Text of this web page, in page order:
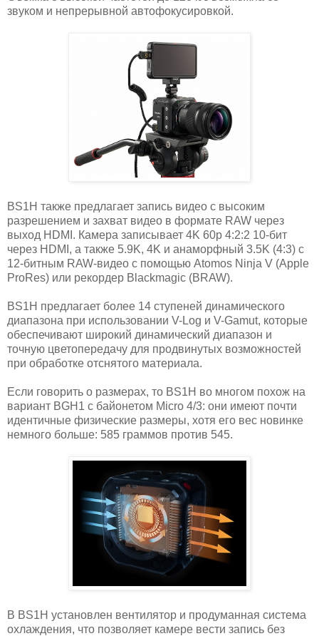
звуком и непрерывной автофокусировкой.
BS1H также предлагает запись видео с высоким
разрешением и захват видео в формате RAW через
выход HDMI. Камера записывает 4K 60p 4:2:2 10-бит
через HDMI, а также 5.9K, 4K и анаморфный 3.5K (4:3) с
12-битным RAW-видео с помощью Atomos Ninja V (Apple
ProRes) или рекордер Blackmagic (BRAW).
BS1H предлагает более 14 ступеней динамического
диапазона при использовании V-Log и V-Gamut, которые
обеспечивают широкий динамический диапазон и
точную цветопередачу для продвинутых возможностей
при обработке отснятого материала.
Если говорить о размерах, то BS1H во многом похож на
вариант BGH1 с байонетом Micro 4/3: они имеют почти
идентичные физические размеры, хотя его вес новинке
немного больше: 585 граммов против 545.
В BS1H установлен вентилятор и продуманная система
охлаждения, что позволяет камере вести запись без